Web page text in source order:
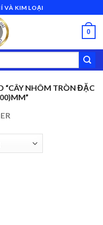
VÀ KIM LOẠI
0
“CÂY NHÔM TRÒN ĐẶC